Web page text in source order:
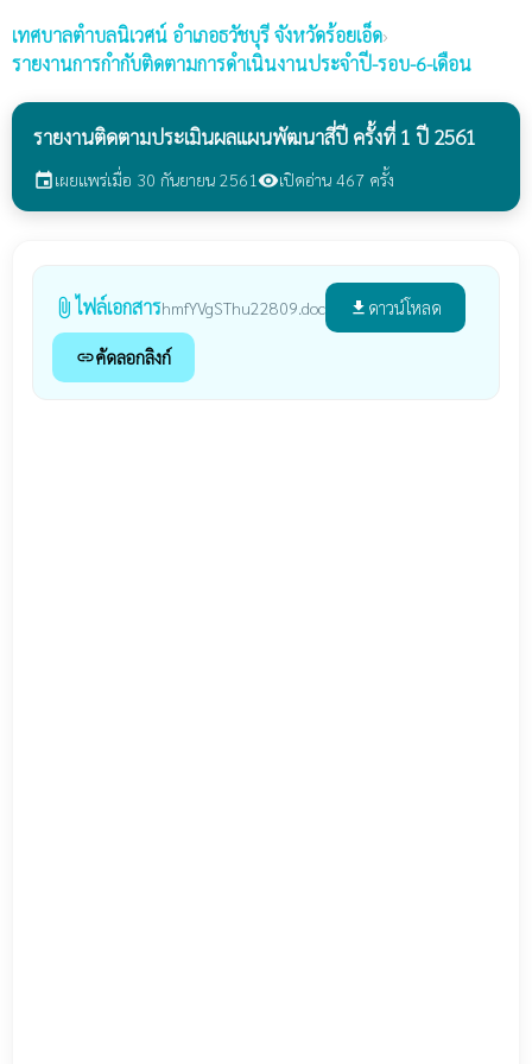
เทศบาลตำบลนิเวศน์ อำเภอธวัชบุรี จังหวัดร้อยเอ็ด›
รายงานการกำกับติดตามการดำเนินงานประจำปี-รอบ-6-เดือน
รายงานติดตามประเมินผลแผนพัฒนาสี่ปี ครั้งที่ 1 ปี 2561
eventเผยแพร่เมื่อ 30 กันยายน 2561 visibilityเปิดอ่าน 467 ครั้ง
attach_file ไฟล์เอกสารhmfYVgSThu22809.doc file_download ดาวน์โหลด
linkคัดลอกลิงก์